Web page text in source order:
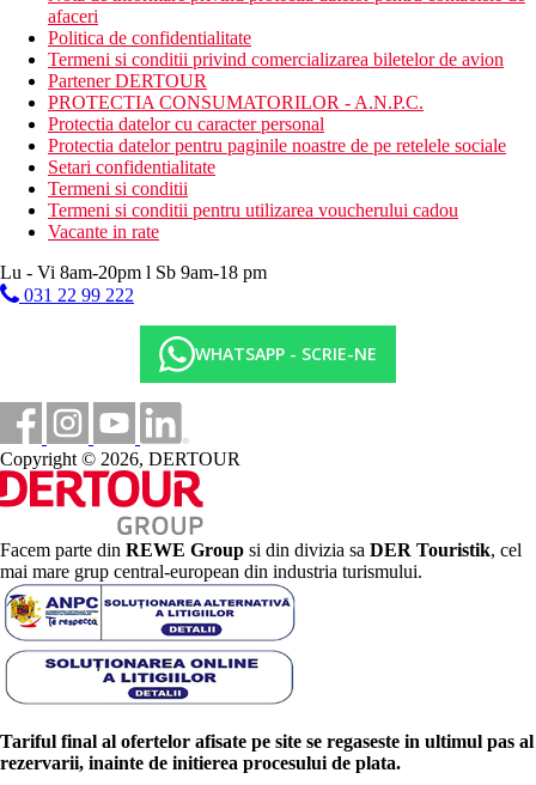
afaceri
Politica de confidentialitate
Termeni si conditii privind comercializarea biletelor de avion
Partener DERTOUR
PROTECTIA CONSUMATORILOR - A.N.P.C.
Protectia datelor cu caracter personal
Protectia datelor pentru paginile noastre de pe retelele sociale
Setari confidentialitate
Termeni si conditii
Termeni si conditii pentru utilizarea voucherului cadou
Vacante in rate
Lu - Vi 8am-20pm l Sb 9am-18 pm
031 22 99 222
WHATSAPP - SCRIE-NE
Copyright © 2026, DERTOUR
Facem parte din REWE Group si din divizia sa DER Touristik, cel
mai mare grup central-european din industria turismului.
Tariful final al ofertelor afisate pe site se regaseste in ultimul pas al
rezervarii, inainte de initierea procesului de plata.